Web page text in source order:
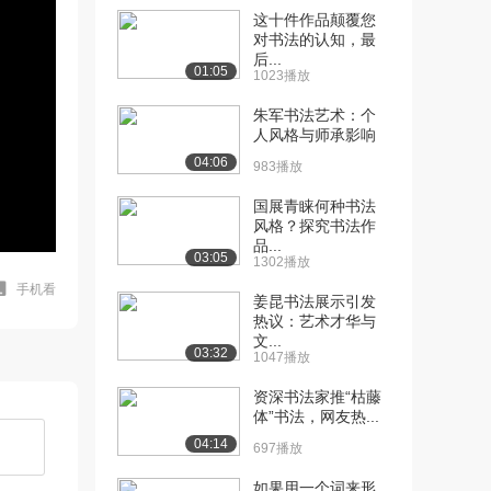
手机看
01:05
这十件作品颠覆您
对书法的认知，最
后...
1023播放
04:06
朱军书法艺术：个
人风格与师承影响
983播放
03:05
国展青睐何种书法
风格？探究书法作
品...
1302播放
03:32
姜昆书法展示引发
热议：艺术才华与
文...
1047播放
04:14
资深书法家推“枯藤
体”书法，网友热...
697播放